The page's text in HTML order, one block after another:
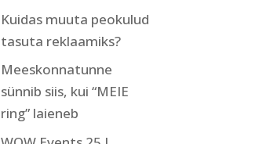
Kuidas muuta peokulud
tasuta reklaamiks?
Meeskonnatunne
sünnib siis, kui “MEIE
ring” laieneb